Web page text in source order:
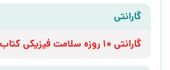
گارانتی
گارانتی 10 روزه سلامت فیزیکی کتاب